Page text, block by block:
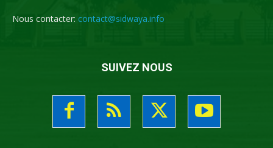
Nous contacter: contact@sidwaya.info
SUIVEZ NOUS